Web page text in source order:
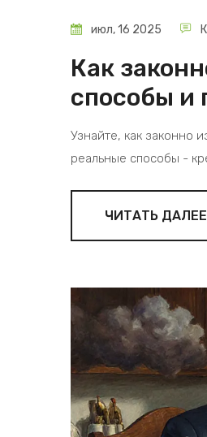
июл, 16 2025
Как
способы и
Узнайте, как законно
реальные способы -
ЧИТАТЬ